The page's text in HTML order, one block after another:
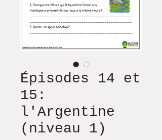
Épisodes 14 et
15:
l'Argentine
(niveau 1)